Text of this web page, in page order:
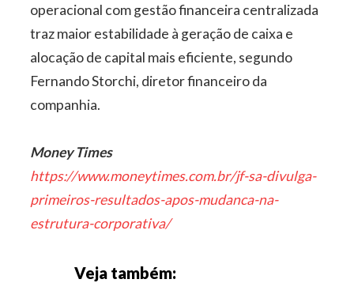
operacional com gestão financeira centralizada
traz maior estabilidade à geração de caixa e
alocação de capital mais eficiente, segundo
Fernando Storchi, diretor financeiro da
companhia.
Money Times
https://www.moneytimes.com.br/jf-sa-divulga-
primeiros-resultados-apos-mudanca-na-
estrutura-corporativa/
Veja também: